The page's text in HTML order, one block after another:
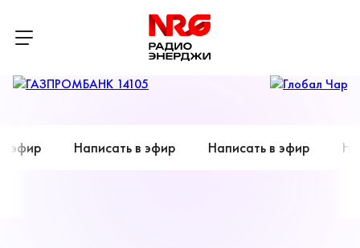
ЭНЕРДЖИ
Написать в эфир Написать в эфир